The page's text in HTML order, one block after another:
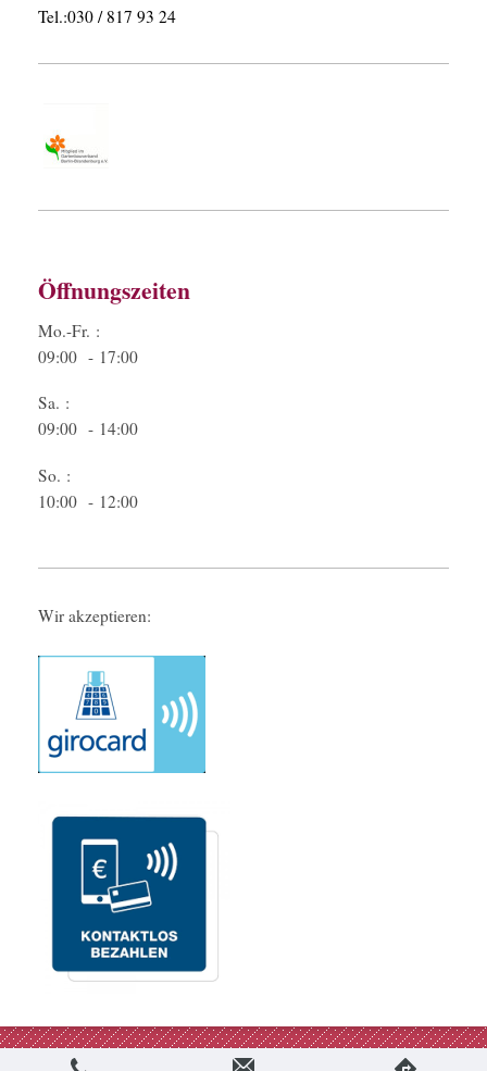
Tel.:030 / 817 93 24
Öffnungszeiten
Mo.-Fr. :
09:00 - 17:00
Sa. :
09:00 - 14:00
So. :
10:00 - 12:00
Wir akzeptieren: